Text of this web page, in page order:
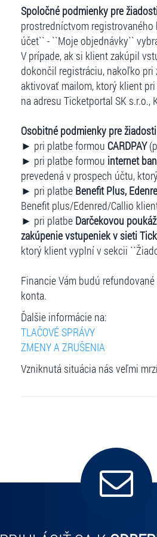
Spoločné podmienky pre
prostredníctvom registrovaného
účet`` - ``Moje objednávky``
V prípade, ak si klient zakúpil
dokončil registráciu, nakoľko pri
aktivovať mailom, ktorý klient
na adresu Ticketportal SK s.r.o.,
Osobitné podmienky pre
► pri platbe formou CARDPAY
► pri platbe formou internet
prevedená v prospech účtu,
► pri platbe Benefit Plus,
Benefit plus/Edenred/Callio
► pri platbe Darčekovou
zakúpenie vstupeniek v sieti
ktorý klient vyplní v sekcii
Financie Vám budú
konta.
Ďalšie informácie na:
TLAČOVÉ SPRÁVY
ZMENY A ZRUŠENIA
Vzniknutá situácia nás veľmi